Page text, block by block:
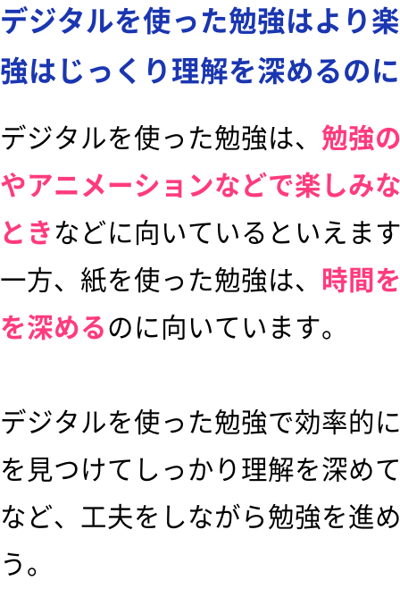
デジタルを使った勉強はより
強はじっくり理解を深めるの
デジタルを使った勉強は、 勉強
やアニメーションなどで楽しみ
ときなどに向いているといえま
一方、紙を使った勉強は、 時間
を深めるのに向いています。
デジタルを使った勉強で効率的
を見つけてしっかり理解を深め
など、工夫をしながら勉強を進
う。